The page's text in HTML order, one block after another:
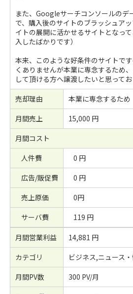
また、Googleサーチコンソールのデ
で、購入後のサイトのブラッシュア
イトの展開に活かせるサイトとなっ
入したばかりです）
本来、このような好条件のサイトで
くありませんが本業に専念するため
して頂ける方へ譲渡したいと思ってお
売却理由
本業に専念するため
月間売上
15,000 円
月間コスト
人件費
0 円
広告/販促費
0 円
売上原価
0円
サーバ費
119 円
月間営業利益
14,881 円
カテゴリ
ビジネス,ニュース
月間PV数
300 PV/月